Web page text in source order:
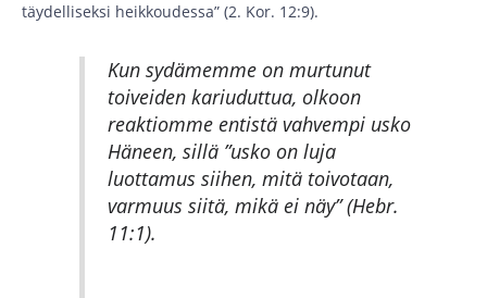
täydelliseksi heikkoudessa” (2. Kor. 12:9).
Kun sydämemme on murtunut
toiveiden kariuduttua, olkoon
reaktiomme entistä vahvempi usko
Häneen, sillä ”usko on luja
luottamus siihen, mitä toivotaan,
varmuus siitä, mikä ei näy” (Hebr.
11:1).